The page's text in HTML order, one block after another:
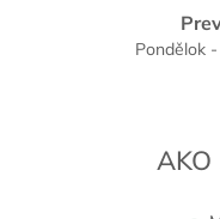
Pondělok
AKO